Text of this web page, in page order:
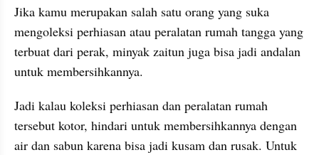
Jika kamu merupakan salah satu orang yang suka
mengoleksi perhiasan atau peralatan rumah tangga yang
terbuat dari perak, minyak zaitun juga bisa jadi andalan
untuk membersihkannya.
Jadi kalau koleksi perhiasan dan peralatan rumah
tersebut kotor, hindari untuk membersihkannya dengan
air dan sabun karena bisa jadi kusam dan rusak. Untuk